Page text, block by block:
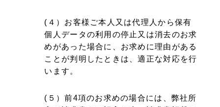
(４）お客様ご本人又は代理人から保有
個人データの利用の停止又は消去のお求
めがあった場合に、お求めに理由がある
ことが判明したときは、適正な対応を行
います。
(５）前4項のお求めの場合には、弊社所